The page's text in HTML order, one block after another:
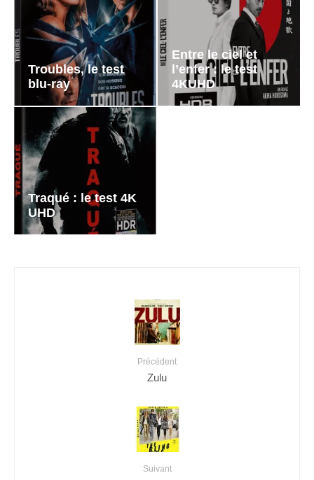
Troubles, le test
blu-ray
Entre le ciel et
l’enfer : le test
4KUHD
Traqué : le test 4K
UHD
Précédent
Zulu
Suivant